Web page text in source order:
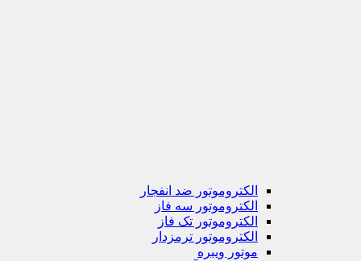
الکتروموتور ضد انفجار
الکتروموتور سه فاز
الکتروموتور تک فاز
الکتروموتور ترمزدار
موتور ویبره